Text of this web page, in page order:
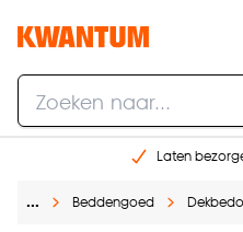
Laten
Gratis raam
… Beddengoed